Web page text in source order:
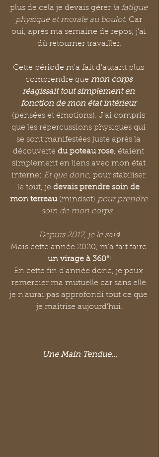
plus de cela je devais gérer la fatigue
physique et morale au boulot. Car
oui, après ma semaine de repos, j'ai
dû retourner travailler.
Cette période m'a fait d'autant plus
comprendre que mon corps
réagissait tout simplement en
fonction de mon état intérieur
(pensées et émotions). J'ai compris
que les répercussions physiques qui
se sont manifestées juste après la
découverte du poteau rose, étaient
simplement en liens avec mon état
interne; Et que donc, pour stabiliser
le tout, je devais prendre soin de
mon terreau (mindset) pour prendre
soin de mon corps...
Depuis 2017, je le sais!
Mais cette année 2020, m'a fait faire
un virage à 360°!
En cette fin d'année donc, je peux
remercier ma mutuelle car sans elle
je n'aurai pas approfondi tout ce que
je maîtrise aujourd'hui.
Une Main Tendue...